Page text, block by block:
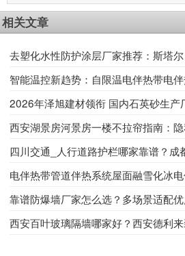
相关文章
去塑化水性防护涂层厂家推荐：斯塔
智能温控新趋势：自限温电伴热带电
2026年泽旭建材领衔 国内石英砂生产
西安湖景房河景房一楼不拉帘指南：
四川交通_人行道路护栏哪家靠谱？成
电伴热带管道伴热系统屋面融雪化冰
靠谱防爆墙厂家怎么选？多场景适配
西安百叶玻璃隔墙哪家好？西安德利